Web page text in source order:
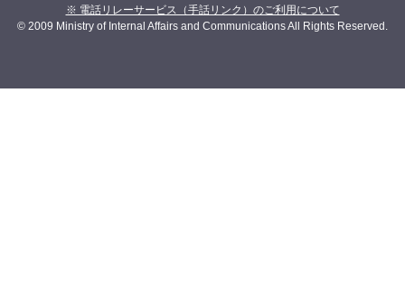
※ 電話リレーサービス（手話リンク）のご利用について
© 2009 Ministry of Internal Affairs and Communications All Rights Reserved.